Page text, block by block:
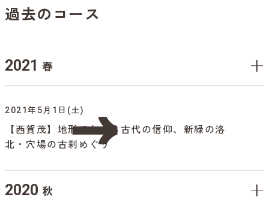
過去のコース
2021 春
2021年5月1日(土)
【西賀茂】地形でたどる古代の信仰、新緑の洛
北・穴場の古刹めぐり
2020 秋